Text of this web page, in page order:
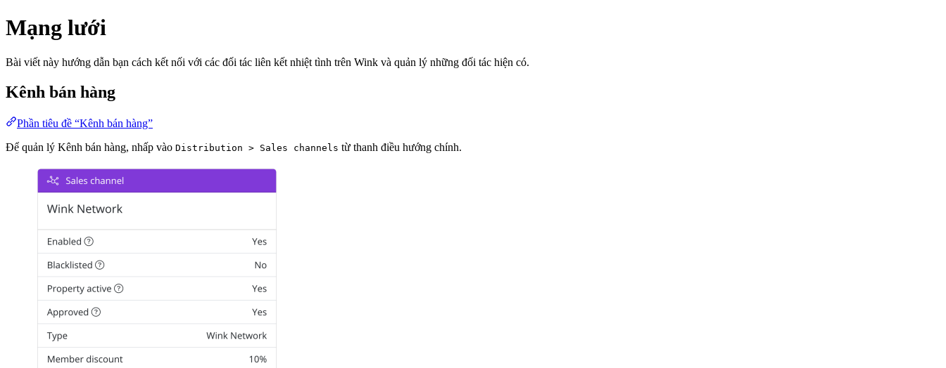
Mạng lưới
Bài viết này hướng dẫn bạn cách kết nối với các đối tác liên kết nhiệt tình trên Wink và quản lý những đối tác hiện có.
Kênh bán hàng
Phần tiêu đề “Kênh bán hàng”
Để quản lý Kênh bán hàng, nhấp vào Distribution > Sales channels từ thanh điều hướng chính.